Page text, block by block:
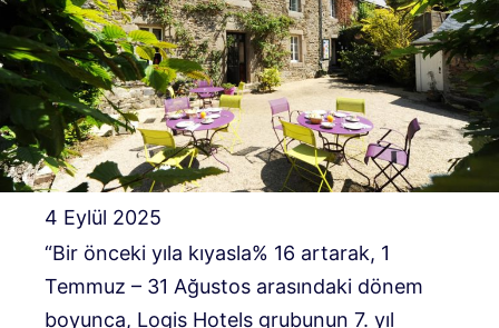
4 Eylül 2025
“Bir önceki yıla kıyasla% 16 artarak, 1
Temmuz – 31 Ağustos arasındaki dönem
boyunca, Logis Hotels grubunun 7. yıl